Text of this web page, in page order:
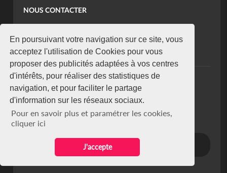
En poursuivant votre navigation sur ce site, vous
acceptez l'utilisation de Cookies pour vous
proposer des publicités adaptées à vos centres
d'intérêts, pour réaliser des statistiques de
navigation, et pour faciliter le partage
d'information sur les réseaux sociaux.
Pour en savoir plus et paramétrer les cookies,
cliquer ici
J'accepte
NOUS CONTACTER
koaci@yahoo.fr
+225 07 08 85 52 93
NEWSLETTER
Restez connecté via notre newsletter
S'abonner
Se désabonner